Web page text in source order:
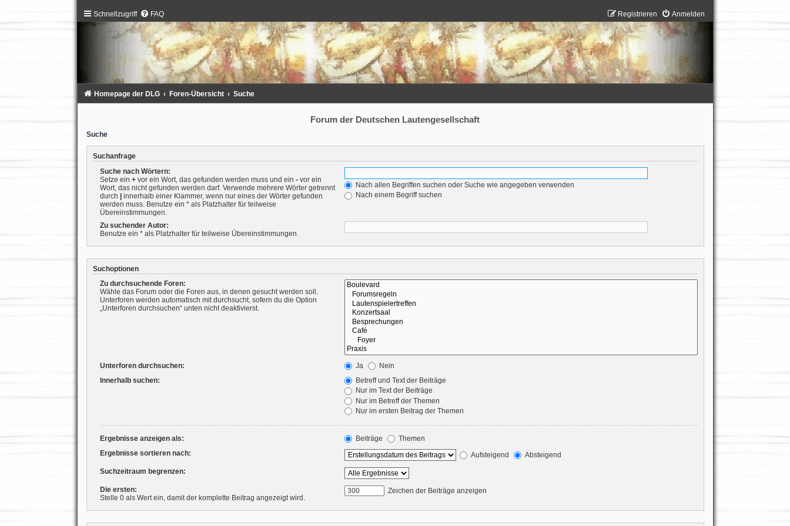
Schnellzugriff FAQ Anmelden
Registrieren
Homepage der DLG Foren-Übersicht Suche
Forum der Deutschen Lautengesellschaft
Suche
Suchanfrage
Suche nach Wörtern:
Setze ein +vor ein Wort, das gefunden werden muss und ein -vor ein
Wort, das nicht gefunden werden darf. Verwende mehrere Wörter getrennt
durch
innerhalb einer Klammer, wenn nur eines der Wörter gefunden
werden muss. Benutze ein * als Platzhalter für teilweise
Übereinstimmungen.
Nach allen Begriffen suchen oder Suche wie angegeben verwenden
Nach einem Begriff suchen
Zu suchender Autor:
Benutze ein * als Platzhalter für teilweise Übereinstimmungen.
Suchoptionen
Zu durchsuchende Foren:
Wähle das Forum oder die Foren aus, in denen gesucht werden soll.
Unterforen werden automatisch mit durchsucht, sofern du die Option
„Unterforen durchsuchen“ unten nicht deaktivierst.
Unterforen durchsuchen: Ja
Nein
Innerhalb suchen:
Betreff und Text der Beiträge
Nur im Text der Beiträge
Nur im Betreff der Themen
Nur im ersten Beitrag der Themen
Ergebnisse anzeigen als: Beiträge
Themen
Ergebnisse sortieren nach:
Aufsteigend Absteigend
Suchzeitraum begrenzen:
Die ersten:
Stelle 0 als Wert ein, damit der komplette Beitrag angezeigt wird.
Zeichen der Beiträge anzeigen